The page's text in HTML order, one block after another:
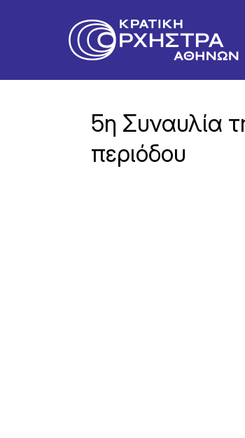
5η Συναυλία
περιόδου